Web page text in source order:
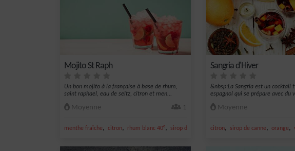
Mojito St Raph
Un bon mojito à la française à base de rhum,
saint raphael, eau de seltz, citron et men...
Moyenne 1
menthe fraîche, citron, rhum blanc 40°, sirop de canne ,jus de citron vert
Sangria d'Hiver
&nbsp;La Sangria est un cocktail
espagnol qui se prépare avec du
Moyenne
citron, sirop de canne, orange,